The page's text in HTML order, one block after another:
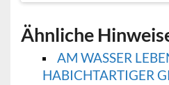
Ähnliche
AM WASSER
HABICHTARTIGER